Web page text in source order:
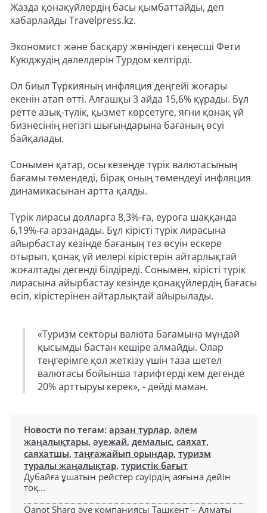
Жазда қонақүйлердің басы қымбаттайды, деп
хабарлайды Travelpress.kz.
Экономист және басқару жөніндегі кеңесші Фети
Куюджудің дәлелдерін Турдом келтірді.
Ол биыл Түркияның инфляция деңгейі жоғары
екенін атап өтті. Алғашқы 3 айда 15,6% құрады. Бұл
ретте азық-түлік, қызмет көрсетуге, яғни қонақ үй
бизнесінің негізгі шығындарына бағаның өсуі
байқалады.
Сонымен қатар, осы кезеңде түрік валютасының
бағамы төмендеді, бірақ оның төмендеуі инфляция
динамикасынан артта қалды.
Түрік лирасы долларға 8,3%-ға, еуроға шаққанда
6,19%-ға арзандады. Бұл кірісті түрік лирасына
айырбастау кезінде бағаның тез өсуін ескере
отырып, қонақ үй иелері кірістерін айтарлықтай
жоғалтады дегенді білдіреді. Сонымен, кірісті түрік
лирасына айырбастау кезінде қонақүйлердің бағасы
өсіп, кірістерінен айтарлықтай айырылады.
«Туризм секторы валюта бағамына мұндай
қысымды бастан кешіре алмайды. Олар
теңгерімге қол жеткізу үшін таза шетел
валютасы бойынша тарифтерді кем дегенде
20% арттыруы керек», - дейді маман.
Новости по тегам: арзан турлар, әлем
жаңалықтары, әуежай, демалыс, саяхат,
саяхатшы, таңғажайып орындар, туризм
туралы жаңалықтар, туристік бағыт
Дубайға ұшатын рейстер сәуірдің аяғына дейін
тоқ...
Qanot Sharq әуе компаниясы Ташкент – Алматы